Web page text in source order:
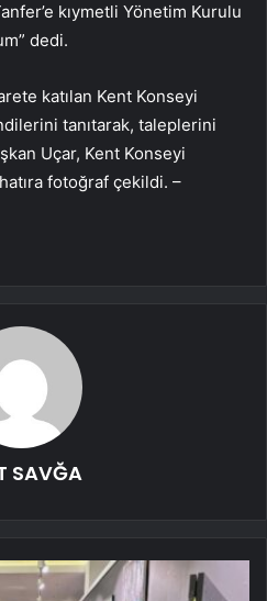
kıymetli Yönetim Kurulu
dedi.
katılan Kent Konseyi
tanıtarak, taleplerini
Uçar, Kent Konseyi
fotoğraf çekildi. –
SAVĞA